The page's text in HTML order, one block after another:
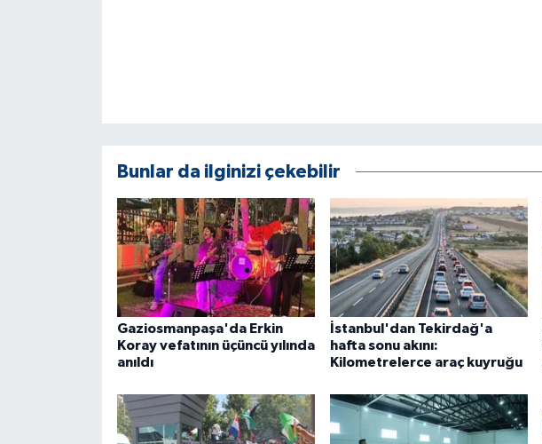
Bunlar da ilginizi çekebilir
Gaziosmanpaşa'da Erkin
Koray vefatının üçüncü yılında
anıldı
İstanbul'dan Tekirdağ'a
hafta sonu akını:
Kilometrelerce araç kuyruğu